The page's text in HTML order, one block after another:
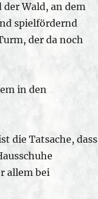
Wald, an dem
spielfördernd
der da noch
in den
die Tatsache, dass
allem bei